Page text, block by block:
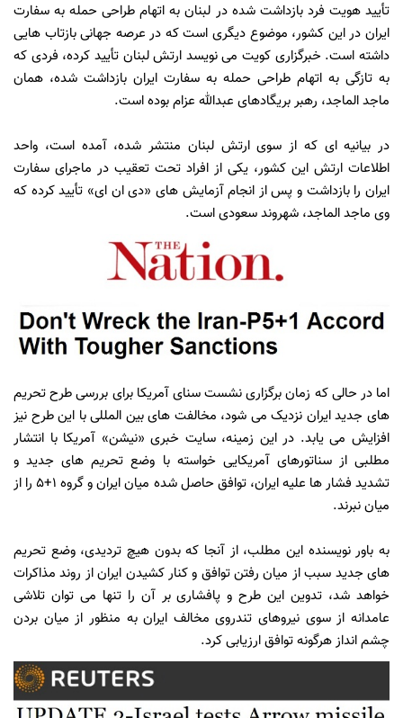
تأیید هویت فرد بازداشت شده در لبنان به اتهام طراحی حمله به سفارت
ایران در این کشور، موضوع دیگری است که در عرصه جهانی بازتاب هایی
داشته است. خبرگزاری کویت می نویسد ارتش لبنان تأیید کرده، فردی که
به تازگی به اتهام طراحی حمله به سفارت ایران بازداشت شده، همان
ماجد الماجد، رهبر بریگادهای عبدالله عزام بوده است.
در بیانیه ای که از سوی ارتش لبنان منتشر شده، آمده است، واحد
اطلاعات ارتش این کشور، یکی از افراد تحت تعقیب در ماجرای سفارت
ایران را بازداشت و پس از انجام آزمایش های «دی ان ای» تأیید کرده که
وی ماجد الماجد، شهروند سعودی است.
اما در حالی که زمان برگزاری نشست سنای آمریکا برای بررسی طرح تحریم
های جدید ایران نزدیک می شود، مخالفت های بین المللی با این طرح نیز
افزایش می یابد. در این زمینه، سایت خبری «نیشن» آمریکا با انتشار
مطلبی از سناتورهای آمریکایی خواسته با وضع تحریم های جدید و
تشدید فشار ها علیه ایران، توافق حاصل شده میان ایران و گروه ۱+۵ را از
میان نبرند.
به باور نویسنده این مطلب، از آنجا که بدون هیچ تردیدی، وضع تحریم
های جدید سبب از میان رفتن توافق و کنار کشیدن ایران از روند مذاکرات
خواهد شد، تدوین این طرح و پافشاری بر آن را تنها می توان تلاشی
عامدانه از سوی نیروهای تندروی مخالف ایران به منظور از میان بردن
چشم انداز هرگونه توافق ارزیابی کرد.